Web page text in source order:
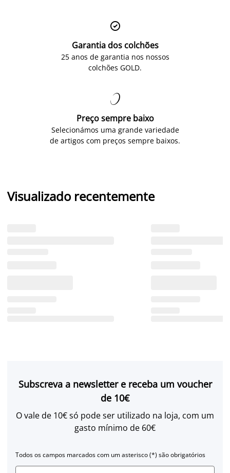

Garantia dos colchões
25 anos de garantia nos nossos
colchões GOLD.

Preço sempre baixo
Selecionámos uma grande variedade
de artigos com preços sempre baixos.
Visualizado recentemente
Subscreva a newsletter e receba um voucher
de 10€
O vale de 10€ só pode ser utilizado na loja, com um
gasto mínimo de 60€
Todos os campos marcados com um asterisco (*) são obrigatórios